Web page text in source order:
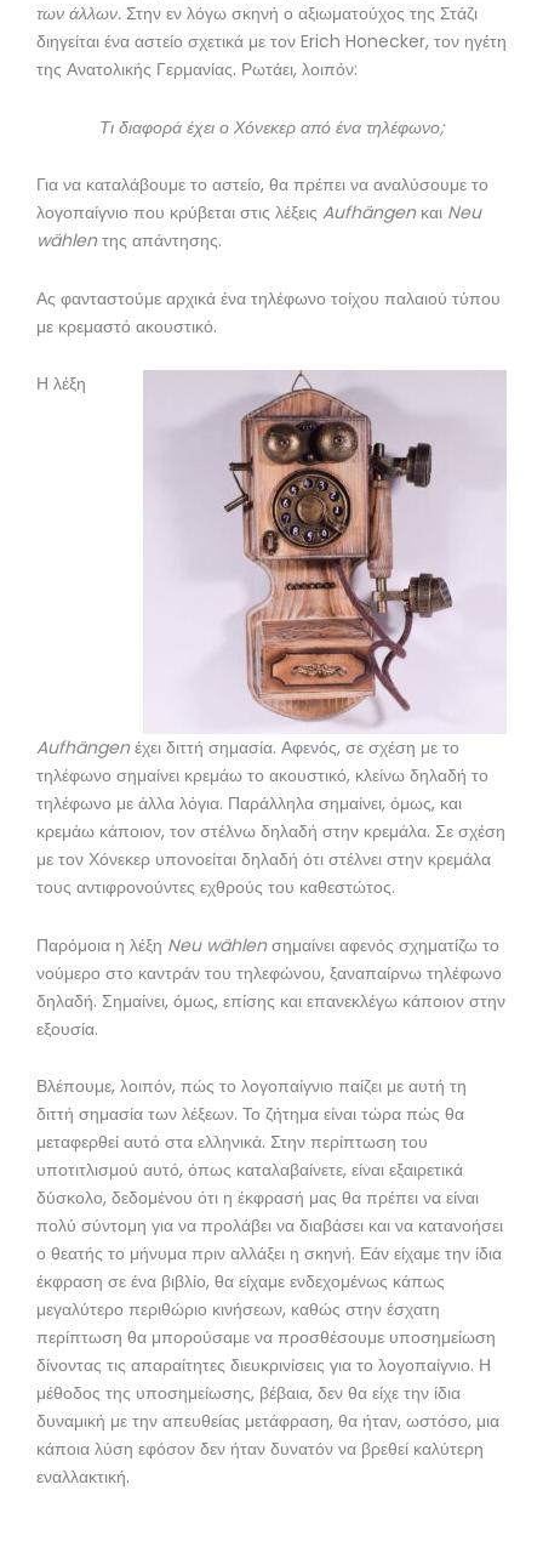
των άλλων. Στην εν λόγω σκηνή ο αξιωματούχος της Στάζι
διηγείται ένα αστείο σχετικά με τον Erich Honecker, τον ηγέτη
της Ανατολικής Γερμανίας. Ρωτάει, λοιπόν:
Τι διαφορά έχει ο Χόνεκερ από ένα τηλέφωνο;
Για να καταλάβουμε το αστείο, θα πρέπει να αναλύσουμε το
λογοπαίγνιο που κρύβεται στις λέξεις Aufhängenκαι Neu
wählenτης απάντησης.
Ας φανταστούμε αρχικά ένα τηλέφωνο τοίχου παλαιού τύπου
με κρεμαστό ακουστικό.
Η λέξη
Aufhängenέχει διττή σημασία. Αφενός, σε σχέση με το
τηλέφωνο σημαίνει κρεμάω το ακουστικό, κλείνω δηλαδή το
τηλέφωνο με άλλα λόγια. Παράλληλα σημαίνει, όμως, και
κρεμάω κάποιον, τον στέλνω δηλαδή στην κρεμάλα. Σε σχέση
με τον Χόνεκερ υπονοείται δηλαδή ότι στέλνει στην κρεμάλα
τους αντιφρονούντες εχθρούς του καθεστώτος.
Παρόμοια η λέξη Neu wählenσημαίνει αφενός σχηματίζω το
νούμερο στο καντράν του τηλεφώνου, ξαναπαίρνω τηλέφωνο
δηλαδή. Σημαίνει, όμως, επίσης και επανεκλέγω κάποιον στην
εξουσία.
Βλέπουμε, λοιπόν, πώς το λογοπαίγνιο παίζει με αυτή τη
διττή σημασία των λέξεων. Το ζήτημα είναι τώρα πώς θα
μεταφερθεί αυτό στα ελληνικά. Στην περίπτωση του
υποτιτλισμού αυτό, όπως καταλαβαίνετε, είναι εξαιρετικά
δύσκολο, δεδομένου ότι η έκφρασή μας θα πρέπει να είναι
πολύ σύντομη για να προλάβει να διαβάσει και να κατανοήσει
ο θεατής το μήνυμα πριν αλλάξει η σκηνή. Εάν είχαμε την ίδια
έκφραση σε ένα βιβλίο, θα είχαμε ενδεχομένως κάπως
μεγαλύτερο περιθώριο κινήσεων, καθώς στην έσχατη
περίπτωση θα μπορούσαμε να προσθέσουμε υποσημείωση
δίνοντας τις απαραίτητες διευκρινίσεις για το λογοπαίγνιο. Η
μέθοδος της υποσημείωσης, βέβαια, δεν θα είχε την ίδια
δυναμική με την απευθείας μετάφραση, θα ήταν, ωστόσο, μια
κάποια λύση εφόσον δεν ήταν δυνατόν να βρεθεί καλύτερη
εναλλακτική.